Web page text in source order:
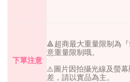
下單注意
🔺超商最大重量限制為
意重量限制哦。
⚠️圖片因拍攝光線及螢
差，請以實品為主。